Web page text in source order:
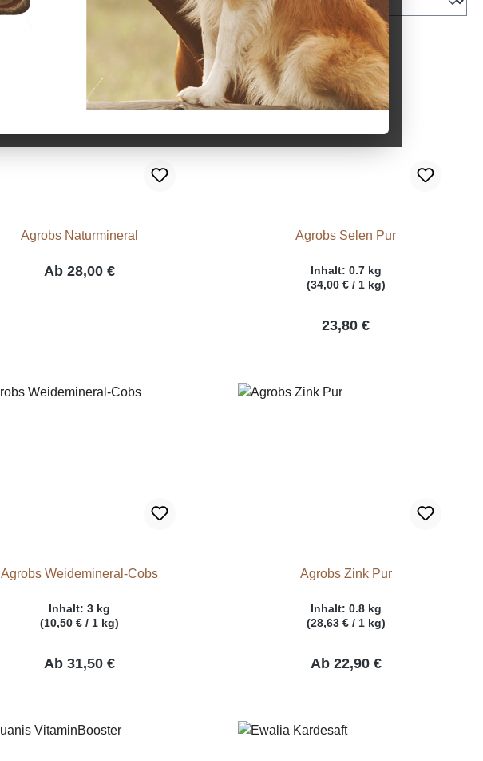
Getreidefrei
Agrobs Naturmineral
Ab28,00 €
Agrobs Selen Pur
Inhalt: 0.7 kg
(34,00 € / 1 kg)
23,80 €
Agrobs Weidemineral-Cobs
Inhalt:3 kg
(10,50 € / 1 kg)
Ab31,50 €
Agrobs Zink Pur
Inhalt: 0.8 kg
(28,63 € / 1 kg)
Ab 22,90 €